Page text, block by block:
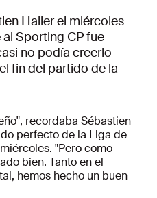
Haller el miércoles
Sporting CP fue
no podía creerlo
fin del partido de la
recordaba Sébastien
perfecto de la Liga de
"Pero como
bien. Tanto en el
hemos hecho un buen